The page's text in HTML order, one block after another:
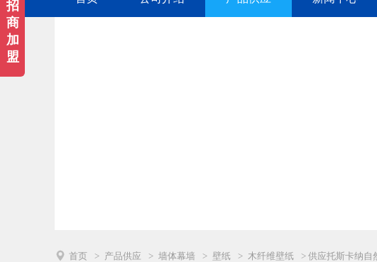
 首页 > 产品供应 > 墙体幕墙 > 壁纸 > 木纤维壁纸 > 供应托斯卡纳自
招
商
加
盟